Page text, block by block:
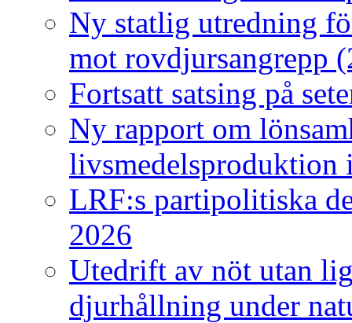
Ny statlig utredning
mot rovdjursangrepp
Fortsatt satsing på
Ny rapport om
livsmedelsproduktion
LRF:s partipolitiska
2026
Utedrift av nöt utan
djurhållning under